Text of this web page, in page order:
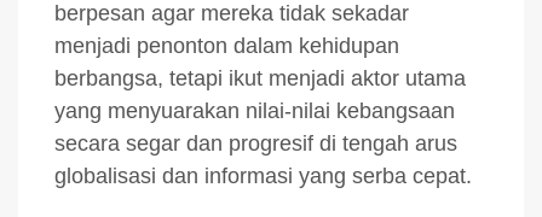
berpesan agar mereka tidak sekadar
menjadi penonton dalam kehidupan
berbangsa, tetapi ikut menjadi aktor utama
yang menyuarakan nilai-nilai kebangsaan
secara segar dan progresif di tengah arus
globalisasi dan informasi yang serba cepat.